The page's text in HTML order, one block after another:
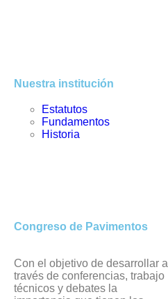
Nuestra institución
Estatutos
Fundamentos
Historia
Congreso de Pavimentos
Con el objetivo de desarrollar a
través de conferencias, trabajo
técnicos y debates la